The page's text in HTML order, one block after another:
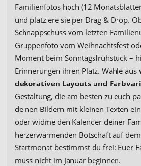
Familienfotos hoch (12
und platziere sie per Drag & Drop.
Schnappschuss vom letzten
Gruppenfoto vom Weihnachtsfest
Moment beim Sonntagsfrühstück –
Erinnerungen ihren Platz. Wähle aus
dekorativen Layouts und
Gestaltung, die am besten zu euch
deinen Bildern mit kleinen Texten
oder widme den Kalender deiner
herzerwärmenden Botschaft auf
Startmonat bestimmst du frei: Euer
muss nicht im Januar beginnen.